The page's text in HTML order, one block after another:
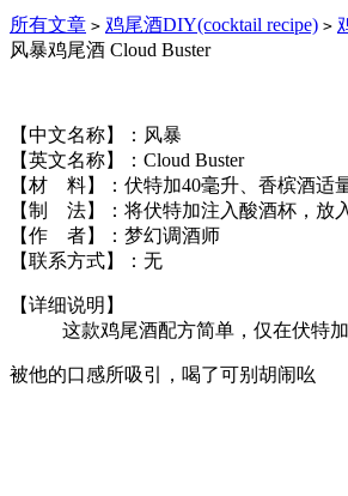
所有文章 > 鸡尾酒DIY(cocktail recipe) >
风暴鸡尾酒 Cloud Buster
【中文名称】：风暴
【英文名称】：Cloud Buster
【材
料】：伏特加40毫升、香槟酒适
【制
法】：将伏特加注入酸酒杯，放
【作
者】：梦幻调酒师
【联系方式】：无
【详细说明】
这款鸡尾酒配方简单，仅在伏特
被他的口感所吸引，喝了可别胡闹吆